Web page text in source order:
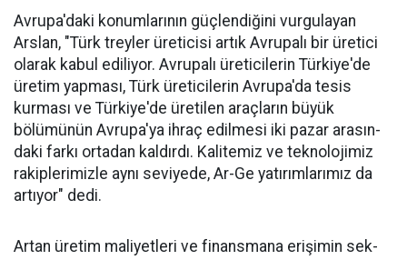
Avrupa'daki konumlarının güçlendiğini vurgulayan
Arslan, "Türk treyler üreticisi artık Avru­palı bir üretici
ola­rak kabul ediliyor. Avrupalı üreticile­rin Türkiye'de
üre­tim yapması, Türk üreticilerin Avru­pa'da tesis
kurması ve Türkiye'de üreti­len araçların büyük
bölümünün Avru­pa'ya ihraç edilme­si iki pazar arasın­
daki farkı ortadan kaldırdı. Kalitemiz ve teknolojimiz
ra­kiplerimizle aynı seviyede, Ar-Ge ya­tırımlarımız da
ar­tıyor" dedi.
Artan üretim ma­liyetleri ve finans­mana erişimin sek­